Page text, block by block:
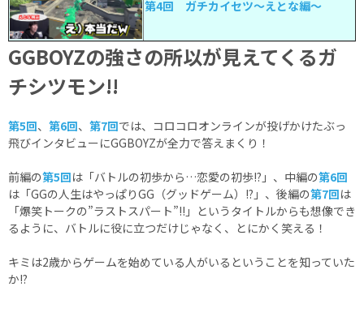
第4回 ガチカイセツ〜えとな編〜
GGBOYZの強さの所以が見えてくるガ
チシツモン!!
第5回、 第6回、 第7回では、コロコロオンラインが投げかけたぶっ
飛びインタビューにGGBOYZが全力で答えまくり！
前編の第5回は「バトルの初歩から…恋愛の初歩!?」、中編の第6回
は「GGの人生はやっぱりGG（グッドゲーム）!?」、後編の第7回は
「爆笑トークの”ラストスパート”!!」というタイトルからも想像でき
るように、バトルに役に立つだけじゃなく、とにかく笑える！
キミは2歳からゲームを始めている人がいるということを知っていた
か!?